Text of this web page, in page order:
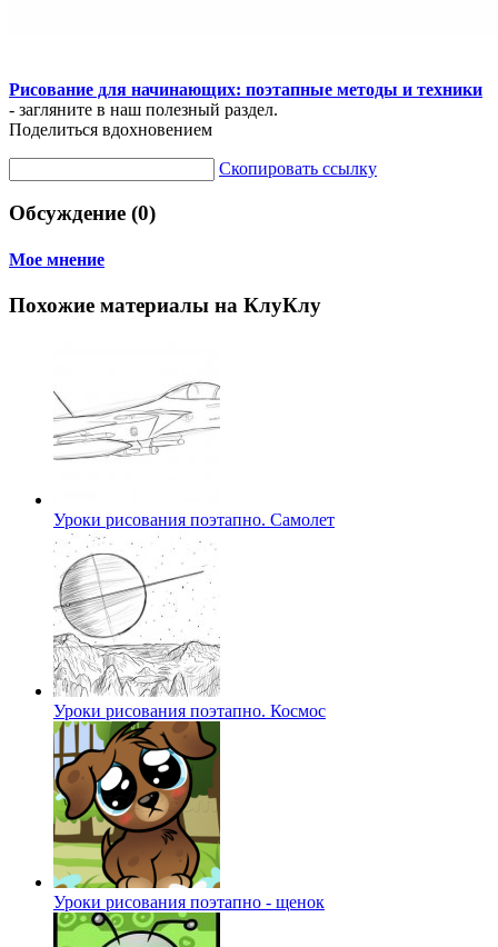
Рисование для начинающих: поэтапные методы и техники
- загляните в наш полезный раздел.
Поделиться вдохновением
Скопировать ссылку
Обсуждение (0)
Мое мнение
Похожие материалы на КлуКлу
Уроки рисования поэтапно. Самолет
Уроки рисования поэтапно. Космос
Уроки рисования поэтапно - щенок